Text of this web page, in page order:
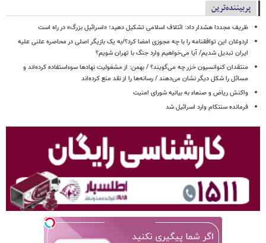
پربیننده‌ترین
ظریف مجددا هشدار داد: ائتلاف اسلامی تشکیل دهید؛ «اسرائیل بزرگ» در راه است
اردوغان این توافقنامه را با چه مجوزی امضا کرد؟/به یک بازیگر اصلی در محاصره علنی علیه
ایران تبدیل شدیم/ آیا می‌خواهیم وارد جنگ با تهران شویم؟
منتقدان کنوانسیون خزر چه می‌گویند؟ / بهمن: از مشغولیت نهادها سوءاستفاده کرده‌اند و
مسائل را شکل دیگر نشان می‌دهند / رسانه‌ها را از نقد منع کرده‌اند
واکنش ریاض و صنعاء به بیانیه شورای امنیت
فرمانده سنتکام وارد اسرائیل شد